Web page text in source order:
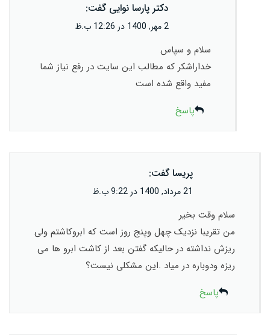
دکتر پارسا نوایی گفت:
2 مهر, 1400 در 12:26 ب.ظ
سلام و سپاس
خداراشکر که مطالب این سایت در رفع نیاز شما
مفید واقع شده است
پاسخ
پریسا گفت:
21 مرداد, 1400 در 9:22 ب.ظ
سلام وقت بخیر
من تقریبا نزدیک چهل وپنج روز است که ابرو‌کاشتم ولی
ریزش نداشته در حالیکه گفتن بعد از کاشت ابرو ها می
ریزه ودوباره در میاد .این مشکلی نیست؟
پاسخ